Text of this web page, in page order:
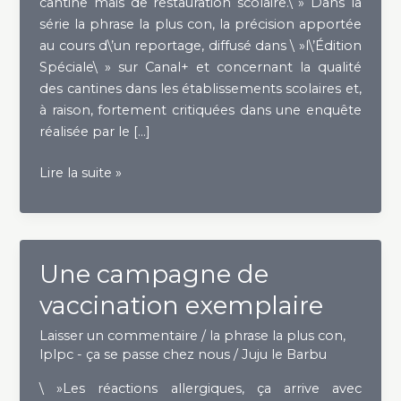
série la phrase la plus con, la précision apportée
au cours d\’un reportage, diffusé dans \ »l\’Édition
Spéciale\ » sur Canal+ et concernant la qualité
des cantines dans les établissements scolaires et,
à raison, fortement critiquées dans une enquête
réalisée par le […]
Le
correct
dans
cantines
Lire la suite »
Une campagne de
vaccination exemplaire
Laisser un commentaire / la phrase la plus con,
lplpc - ça se passe chez nous /Juju le Barbu
\ »Les réactions allergiques, ça arrive avec